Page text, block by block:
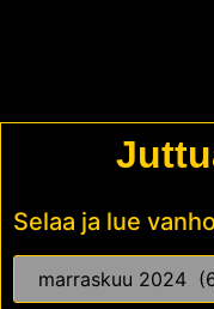
Selaa ja lue